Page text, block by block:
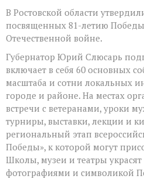
В Ростовской области
посвященных 81-летию
Отечественной войне.
Губернатор Юрий Слюсарь
включает в себя 60 основных
масштаба и сотни локальных
городе и районе. На местах
встречи с ветеранами, уроки
турниры, выставки, лекции и
региональный этап
Победы», к которой могут
Школы, музеи и театры
фотографиями и символикой